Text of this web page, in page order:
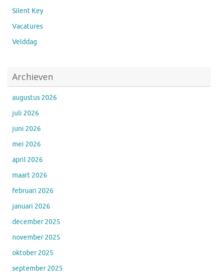
Silent Key
Vacatures
Velddag
Archieven
augustus 2026
juli 2026
juni 2026
mei 2026
april 2026
maart 2026
februari 2026
januari 2026
december 2025
november 2025
oktober 2025
september 2025